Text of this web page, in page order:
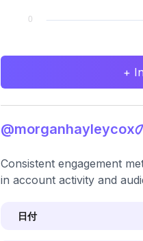
+
@morganhayleycox
Consistent engagement
in account activity and
日付